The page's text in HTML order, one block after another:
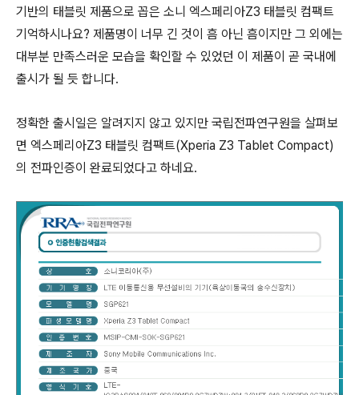
기반의 태블릿 제품으로 꼽은 소니 엑스페리아Z3 태블릿 컴팩트
기억하시나요? 제품명이 너무 긴 것이 흠 아닌 흠이지만 그 외에는
대부분 만족스러운 모습을 확인할 수 있었던 이 제품이 곧 국내에
출시가 될 듯 합니다.
정확한 출시일은 알려지지 않고 있지만 국립전파연구원을 살펴보
면 엑스페리아Z3 태블릿 컴팩트(Xperia Z3 Tablet Compact)
의 전파인증이 완료되었다고 하네요.